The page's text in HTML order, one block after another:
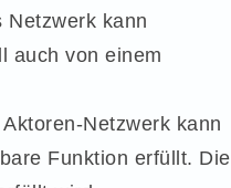
Netzwerk kann
auch von einem
Netzwerk kann
Funktion erfüllt. Die